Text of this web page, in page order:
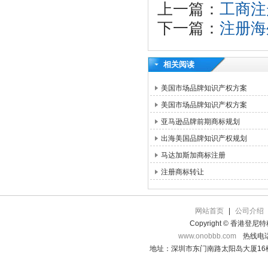
上一篇： 工商
下一篇： 注册
相关阅读
美国市场品牌知识产权方案
美国市场品牌知识产权方案
亚马逊品牌前期商标规划
出海美国品牌知识产权规划
马达加斯加商标注册
注册商标转让
网站首页
公司介绍
Copyright © 香港登尼特
www.onobbb.com
热线电
地址：深圳市东门南路太阳岛大厦